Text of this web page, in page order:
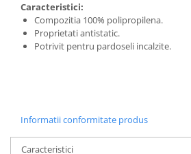
Caracteristici:
Compozitia 100% polipropilena.
Proprietati antistatic.
Potrivit pentru pardoseli incalzite.
Informatii conformitate produs
Caracteristici